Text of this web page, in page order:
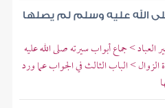
الله عليه وسلم لم يصلها
> جماع أبواب سيرته صلى الله عليه
> الباب الثالث في الجواب عما ورد